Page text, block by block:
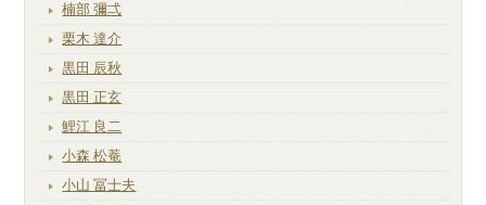
楠部 彌弌
栗木 達介
黒田 辰秋
黒田 正玄
鯉江 良二
小森 松菴
小山 冨士夫